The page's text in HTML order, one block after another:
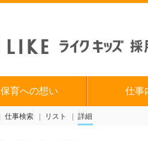
保育への想い 仕事
仕事検索 リスト 詳細